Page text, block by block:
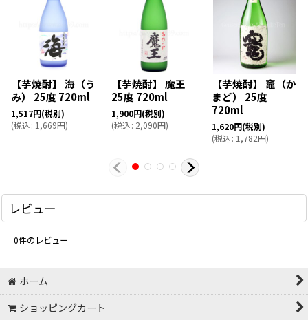
【芋焼酎】 海（う
み） 25度 720ml
1,517円(税別)
(税込: 1,669円)
【芋焼酎】 魔王
25度 720ml
1,900円(税別)
(税込: 2,090円)
【芋焼酎】 竈（か
まど） 25度
720ml
1,620円(税別)
(税込: 1,782円)
レビュー
0件のレビュー
ホーム
ショッピングカート